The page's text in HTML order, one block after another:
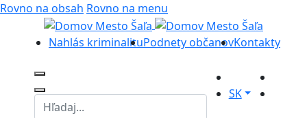
Rovno na obsah Rovno na menu
Nahlás kriminalituPodnety občanovKontakty
SK